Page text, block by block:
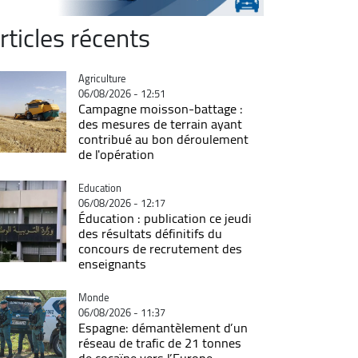
récents
Catégorie
Agriculture
06/08/2026 - 12:51
Campagne moisson-battage :
des mesures de terrain ayant
contribué au bon déroulement
de l'opération
Catégorie
Education
06/08/2026 - 12:17
Éducation : publication ce jeudi
des résultats définitifs du
concours de recrutement des
enseignants
Catégorie
Monde
06/08/2026 - 11:37
Espagne: démantèlement d’un
réseau de trafic de 21 tonnes